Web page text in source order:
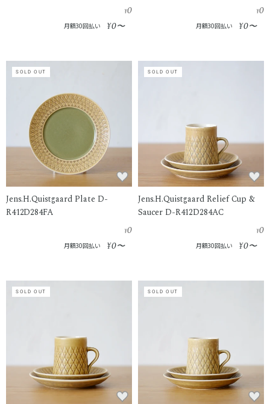
¥0
月額30回払い ¥0〜
¥0
月額30回払い ¥0〜
SOLD OUT
Jens.H.Quistgaard Plate D-
R412D284FA
¥0
月額30回払い ¥0〜
SOLD OUT
Jens.H.Quistgaard Relief Cup &
Saucer D-R412D284AC
¥0
月額30回払い ¥0〜
SOLD OUT SOLD OUT